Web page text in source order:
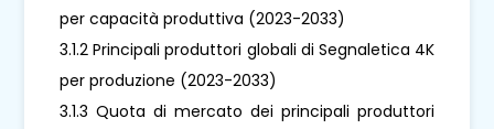
per capacità produttiva (2023-2033)
3.1.2 Principali produttori globali di Segnaletica 4K
per produzione (2023-2033)
3.1.3 Quota di mercato dei principali produttori